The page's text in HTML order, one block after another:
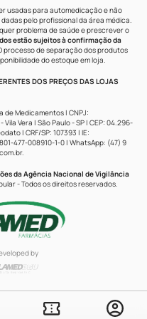
usadas para automedicação e não
pelo profissional da área médica.
problema de saúde e prescrever o
estão sujeitos à confirmação da
processo de separação dos produtos
do estoque em loja.
DOS PREÇOS DAS LOJAS
de Medicamentos | CNPJ:
Vera | São Paulo - SP | CEP: 04.296-
| CRF/SP: 107393 | IE:
477-008910-1-0 | WhatsApp: (47) 9
.
da Agência Nacional de Vigilância
- Todos os direitos reservados.
by